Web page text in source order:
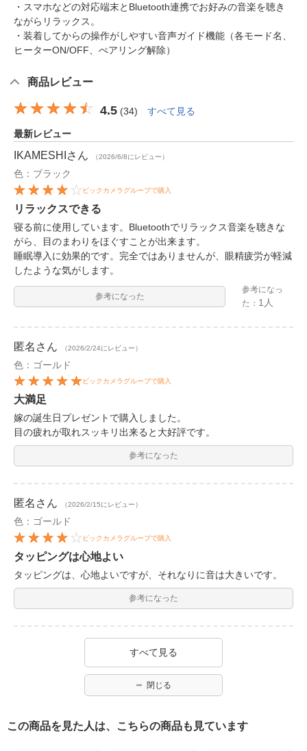
・スマホなどの対応端末とBluetooth連携でお好みの音楽を聴き
ながらリラックス。
・装着してからの操作がしやすい音声ガイド機能（各モード名、
ヒーターON/OFF、ぺアリング解除）
商品レビュー
4.5 (34) すべて見る
最新レビュー
IKAMESHI さん （2026/6/8にレビュー）
色：ブラック
ビックカメラグループで購入
リラックスできる
寝る前に使用しています。Bluetoothでリラックス音楽を聴きな
がら、目のまわりをほぐすことが出来ます。
睡眠導入に効果的です。完全ではありませんが、眼精疲労が軽減
したような気がします。
参考になった
参考になっ
た： 1人
匿名 さん （2026/2/24にレビュー）
色：ゴールド
ビックカメラグループで購入
大満足
嫁の誕生日プレゼントで購入しました。
目の疲れが取れスッキリ出来ると大好評です。
参考になった
匿名 さん （2026/2/15にレビュー）
色：ゴールド
ビックカメラグループで購入
タッピングは心地よい
タッピングは、心地よいですが、それなりに音は大きいです。
参考になった
すべて見る
閉じる
この商品を見た人は、こちらの商品も見ています